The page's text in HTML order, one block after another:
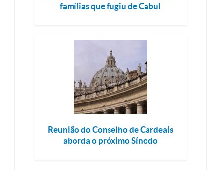
famílias que fugiu de Cabul
Reunião do Conselho de Cardeais
aborda o próximo Sínodo